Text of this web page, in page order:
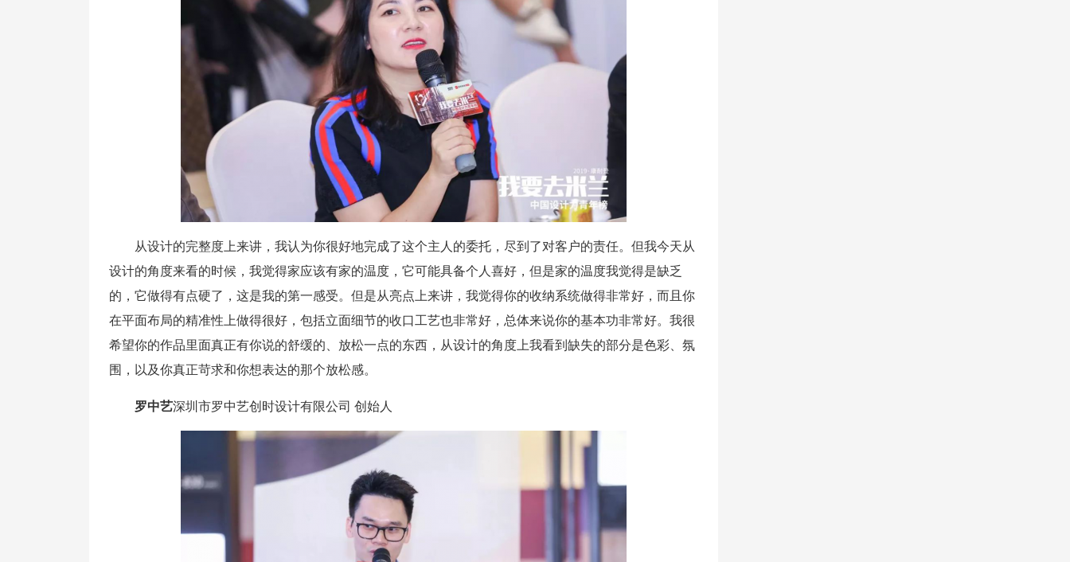
从设计的完整度上来讲，我认为你很好地完成了这个主人的委托，尽到了对客户的责任。但我今天从
设计的角度来看的时候，我觉得家应该有家的温度，它可能具备个人喜好，但是家的温度我觉得是缺乏
的，它做得有点硬了，这是我的第一感受。但是从亮点上来讲，我觉得你的收纳系统做得非常好，而且你
在平面布局的精准性上做得很好，包括立面细节的收口工艺也非常好，总体来说你的基本功非常好。我很
希望你的作品里面真正有你说的舒缓的、放松一点的东西，从设计的角度上我看到缺失的部分是色彩、氛
围，以及你真正苛求和你想表达的那个放松感。
罗中艺深圳市罗中艺创时设计有限公司 创始人